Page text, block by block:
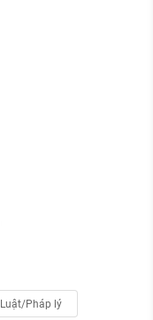
Luật/Pháp lý